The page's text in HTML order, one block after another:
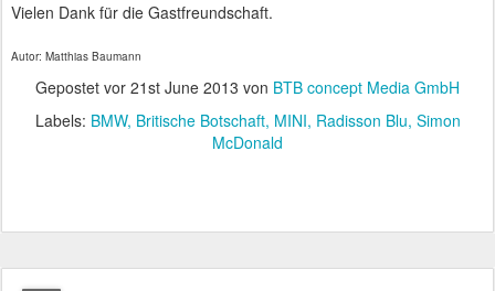
Vielen Dank für die Gastfreundschaft.
Autor: Matthias Baumann
Gepostet vor 21st June 2013 von BTB concept Media GmbH
Labels: BMW Britische Botschaft MINI Radisson Blu Simon
McDonald